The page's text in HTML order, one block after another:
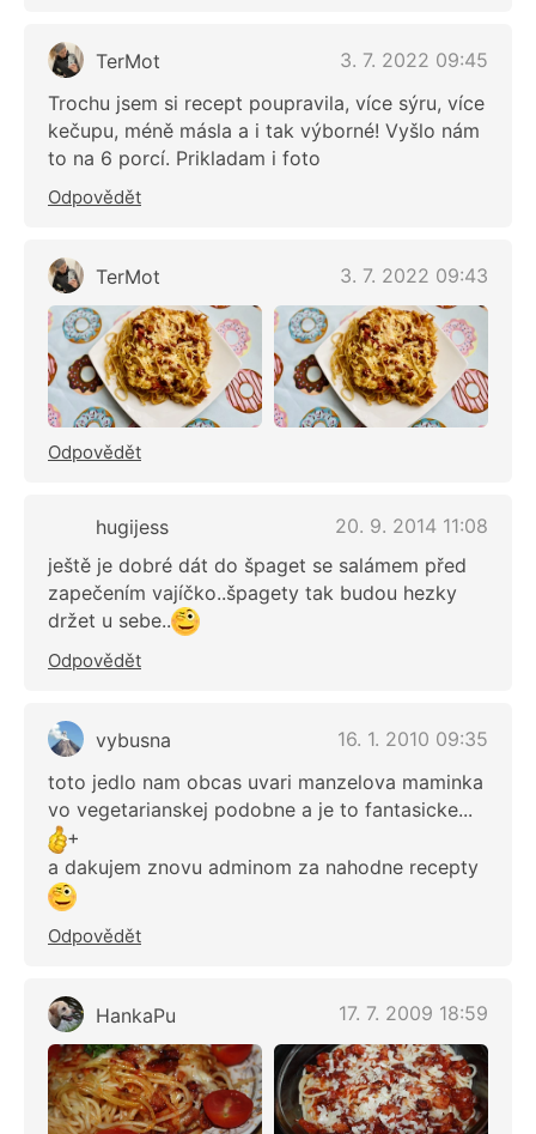
TerMot
3. 7. 2022 09:45
Trochu jsem si recept poupravila, více sýru, více
kečupu, méně másla a i tak výborné! Vyšlo nám
to na 6 porcí. Prikladam i foto
Odpovědět
TerMot 3. 7. 2022 09:43
Odpovědět
hugijess
20. 9. 2014 11:08
ještě je dobré dát do špaget se salámem před
zapečením vajíčko..špagety tak budou hezky
držet u sebe..
Odpovědět
vybusna
16. 1. 2010 09:35
toto jedlo nam obcas uvari manzelova maminka
vo vegetarianskej podobne a je to fantasicke...
+
a dakujem znovu adminom za nahodne recepty
Odpovědět
HankaPu 17. 7. 2009 18:59